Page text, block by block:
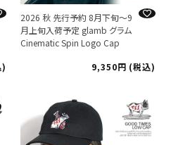
2026 秋 先行予約 8月下旬～9
月上旬入荷予定 glamb グラム
Cinematic Spin Logo Cap
9,350
税込